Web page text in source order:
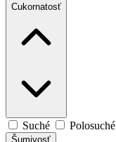
Cukornatosť
Suché Polosuché
Šumivosť